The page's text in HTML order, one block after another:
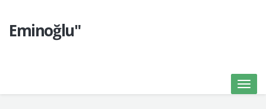
Eminoğlu"
Toggle